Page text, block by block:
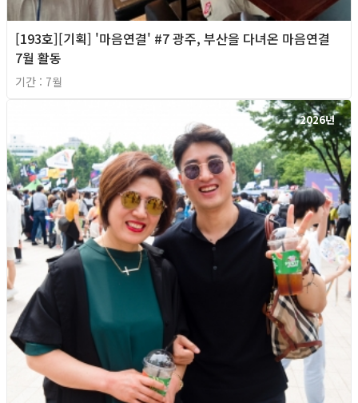
[193호][기획] '마음연결' #7 광주, 부산을 다녀온 마음연결
7월 활동
기간 : 7월
2026년